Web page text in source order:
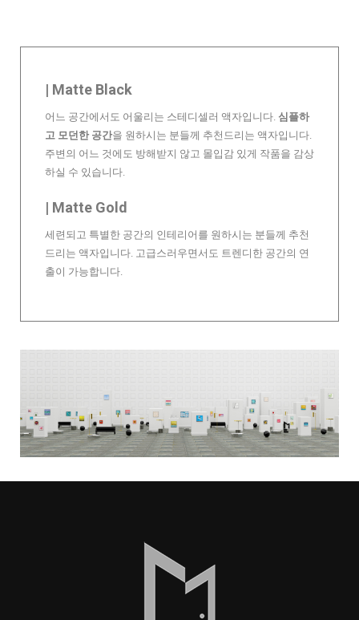
| Matte Black
어느 공간에서도 어울리는 스테디셀러 액자입니다. 심플하
고 모던한 공간을 원하시는 분들께 추천드리는 액자입니다.
주변의 어느 것에도 방해받지 않고 몰입감 있게 작품을 감상
하실 수 있습니다.
| Matte Gold
세련되고 특별한 공간의 인테리어를 원하시는 분들께 추천
드리는 액자입니다. 고급스러우면서도 트렌디한 공간의 연
출이 가능합니다.